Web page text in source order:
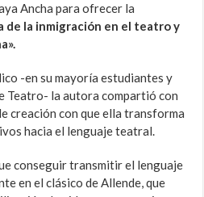
Ancha para ofrecer la
de la inmigración en el teatro y
-en su mayoría estudiantes y
Teatro- la autora compartió con
creación con que ella transforma
hacia el lenguaje teatral.
conseguir transmitir el lenguaje
en el clásico de Allende, que